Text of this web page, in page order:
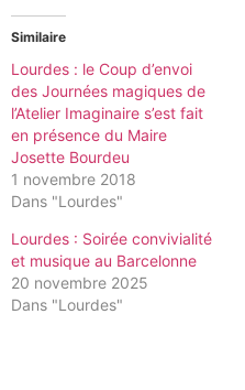
Similaire
Lourdes : le Coup d’envoi
des Journées magiques de
l’Atelier Imaginaire s’est fait
en présence du Maire
Josette Bourdeu
1 novembre 2018
Dans "Lourdes"
Lourdes : Soirée convivialité
et musique au Barcelonne
20 novembre 2025
Dans "Lourdes"